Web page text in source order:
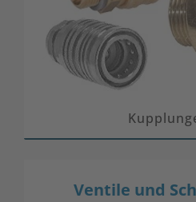
Ventile und